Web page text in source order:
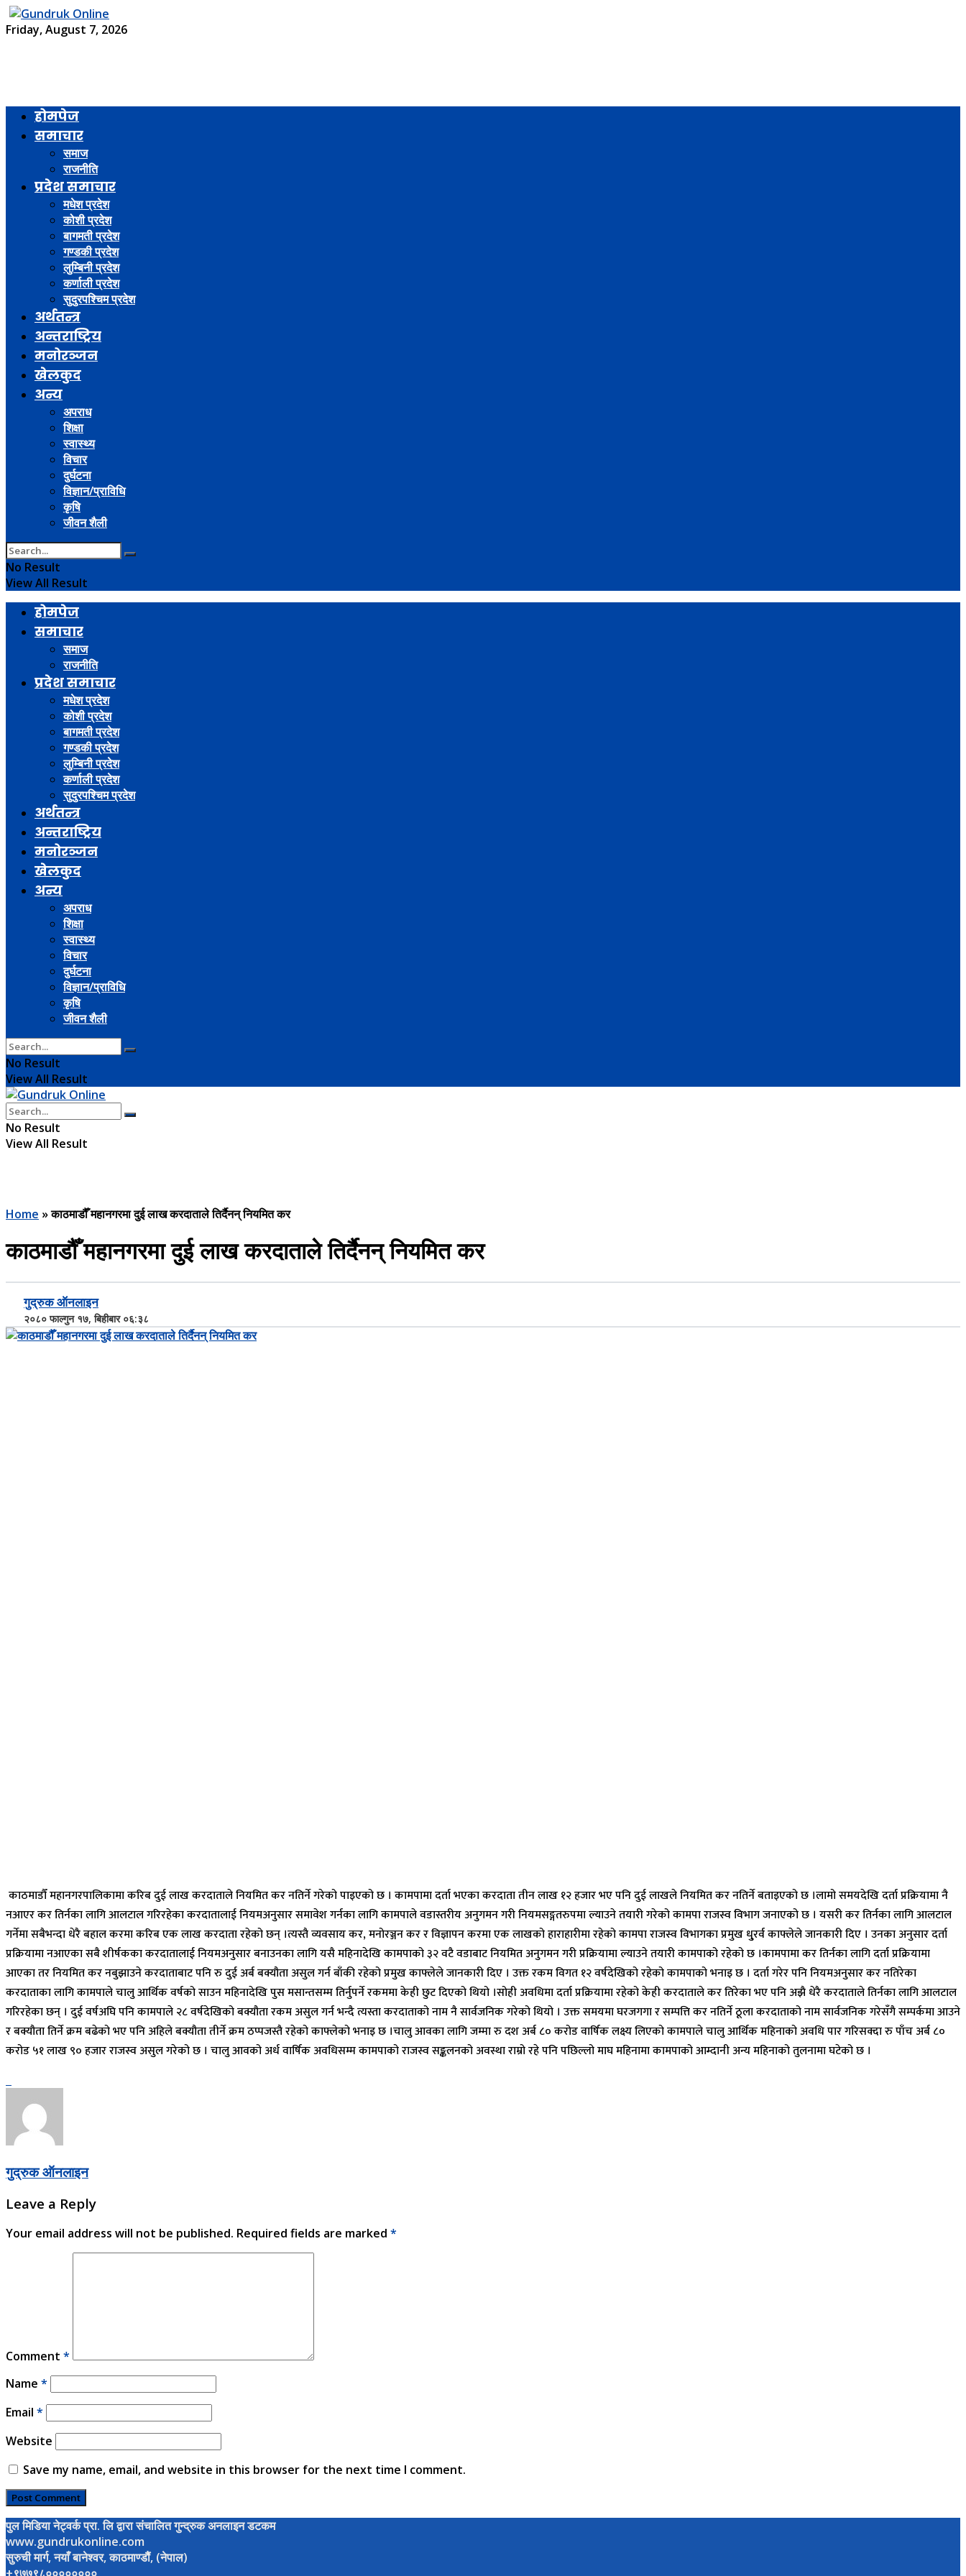
Friday, August 7, 2026
होमपेज
समाचार
समाज
राजनीति
प्रदेश समाचार
मधेश प्रदेश
कोशी प्रदेश
बागमती प्रदेश
गण्डकी प्रदेश
लुम्बिनी प्रदेश
कर्णाली प्रदेश
सुदुरपश्चिम प्रदेश
अर्थतन्त्र
अन्तराष्ट्रिय
मनोरञ्जन
खेलकुद
अन्य
अपराध
शिक्षा
स्वास्थ्य
विचार
दुर्घटना
विज्ञान/प्राविधि
कृषि
जीवन शैली
No Result
View All Result
होमपेज
समाचार
समाज
राजनीति
प्रदेश समाचार
मधेश प्रदेश
कोशी प्रदेश
बागमती प्रदेश
गण्डकी प्रदेश
लुम्बिनी प्रदेश
कर्णाली प्रदेश
सुदुरपश्चिम प्रदेश
अर्थतन्त्र
अन्तराष्ट्रिय
मनोरञ्जन
खेलकुद
अन्य
अपराध
शिक्षा
स्वास्थ्य
विचार
दुर्घटना
विज्ञान/प्राविधि
कृषि
जीवन शैली
No Result
View All Result
No Result
View All Result
Home »काठमाडौँ महानगरमा दुई लाख करदाताले तिर्दैनन् नियमित कर
काठमाडौँ महानगरमा दुई लाख करदाताले तिर्दैनन् नियमित कर
गुद्रुक ऑनलाइन
२०८० फाल्गुन १७, बिहीबार ०६:३८
काठमाडौँ महानगरपालिकामा करिब दुई लाख करदाताले नियमित कर नतिर्ने गरेको पाइएको छ । कामपामा दर्ता भएका करदाता तीन लाख १२ हजार भए पनि दुई लाखले नियमित कर नतिर्ने बताइएको छ ।लामो समयदेखि दर्ता प्रक्रियामा नै
नआएर कर तिर्नका लागि आलटाल गरिरहेका करदातालाई नियमअनुसार समावेश गर्नका लागि कामपाले वडास्तरीय अनुगमन गरी नियमसङ्गतरुपमा ल्याउने तयारी गरेको कामपा राजस्व विभाग जनाएको छ । यसरी कर तिर्नका लागि आलटाल
गर्नेमा सबैभन्दा धेरै बहाल करमा करिब एक लाख करदाता रहेको छन् ।त्यस्तै व्यवसाय कर, मनोरञ्जन कर र विज्ञापन करमा एक लाखको हाराहारीमा रहेको कामपा राजस्व विभागका प्रमुख धु्रर्व काफ्लेले जानकारी दिए । उनका अनुसार दर्ता
प्रक्रियामा नआएका सबै शीर्षकका करदातालाई नियमअनुसार बनाउनका लागि यसै महिनादेखि कामपाको ३२ वटै वडाबाट नियमित अनुगमन गरी प्रक्रियामा ल्याउने तयारी कामपाको रहेको छ ।कामपामा कर तिर्नका लागि दर्ता प्रक्रियामा
आएका तर नियमित कर नबुझाउने करदाताबाट पनि रु दुई अर्ब बक्यौता असुल गर्न बाँकी रहेको प्रमुख काफ्लेले जानकारी दिए । उक्त रकम विगत १२ वर्षदेखिको रहेको कामपाको भनाइ छ । दर्ता गरेर पनि नियमअनुसार कर नतिरेका
करदाताका लागि कामपाले चालु आर्थिक वर्षको साउन महिनादेखि पुस मसान्तसम्म तिर्नुपर्ने रकममा केही छुट दिएको थियो ।सोही अवधिमा दर्ता प्रक्रियामा रहेको केही करदाताले कर तिरेका भए पनि अझै धेरै करदाताले तिर्नका लागि आलटाल
गरिरहेका छन् । दुई वर्षअघि पनि कामपाले २८ वर्षदेखिको बक्यौता रकम असुल गर्न भन्दै त्यस्ता करदाताको नाम नै सार्वजनिक गरेको थियो । उक्त समयमा घरजगगा र सम्पत्ति कर नतिर्ने ठूला करदाताको नाम सार्वजनिक गरेसँगै सम्पर्कमा आउने
र बक्यौता तिर्ने क्रम बढेको भए पनि अहिले बक्यौता तीर्ने क्रम ठप्पजस्तै रहेको काफ्लेको भनाइ छ ।चालु आवका लागि जम्मा रु दश अर्ब ८० करोड वार्षिक लक्ष्य लिएको कामपाले चालु आर्थिक महिनाको अवधि पार गरिसक्दा रु पाँच अर्ब ८०
करोड ५१ लाख ९० हजार राजस्व असुल गरेको छ । चालु आवको अर्ध वार्षिक अवधिसम्म कामपाको राजस्व सङ्कलनको अवस्था राम्रो रहे पनि पछिल्लो माघ महिनामा कामपाको आम्दानी अन्य महिनाको तुलनामा घटेको छ ।
गुद्रुक ऑनलाइन
Leave a Reply
Your email address will not be published. Required fields are marked *
Comment *
Name *
Email *
Website
Save my name, email, and website in this browser for the next time I comment.
पुल मिडिया नेट्वर्क प्रा. लि द्वारा संचालित गुन्द्रुक अनलाइन डटकम
www.gundrukonline.com
सुरुची मार्ग, नयाँ बानेश्वर, काठमाण्डौैं, (नेपाल)